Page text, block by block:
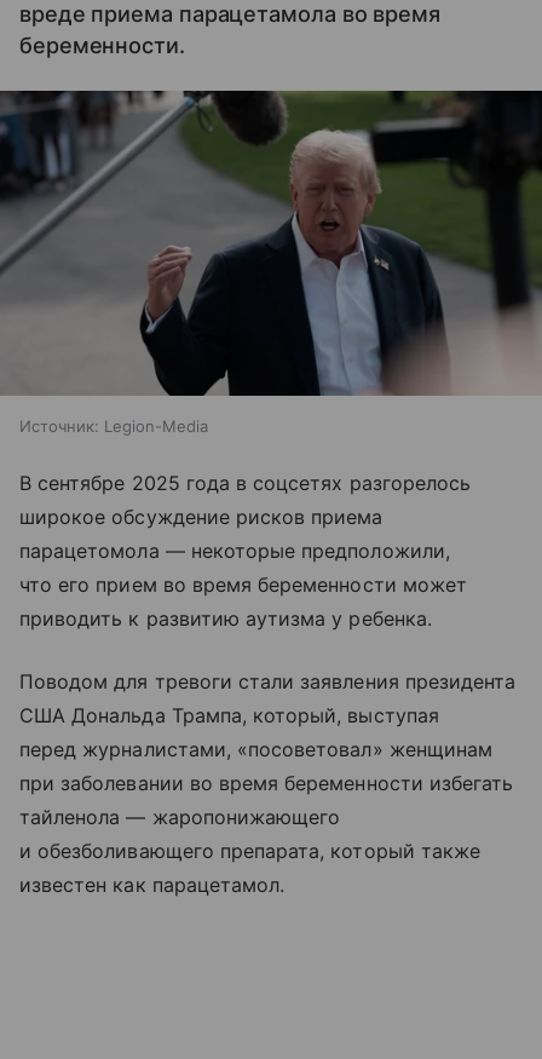
вреде приема парацетамола во время
беременности.
Источник: Legion-Media
В сентябре 2025 года в соцсетях разгорелось
широкое обсуждение рисков приема
парацетомола — некоторые предположили,
что его прием во время беременности может
приводить к развитию аутизма у ребенка.
Поводом для тревоги стали заявления президента
США Дональда Трампа, который, выступая
перед журналистами, «посоветовал» женщинам
при заболевании во время беременности избегать
тайленола — жаропонижающего
и обезболивающего препарата, который также
известен как парацетамол.